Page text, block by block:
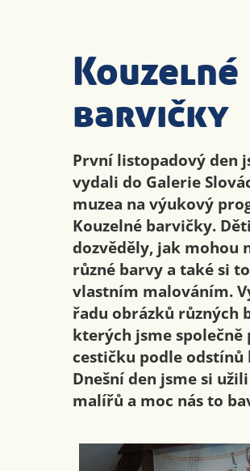
Kouzelné
barvičky
První listopadový den
vydali do Galerie
muzea na výukový
Kouzelné barvičky.
dozvěděly, jak mohou
různé barvy a také si
vlastním malováním.
řadu obrázků různých
kterých jsme společně
cestičku podle odstínů
Dnešní den jsme si
malířů a moc nás to